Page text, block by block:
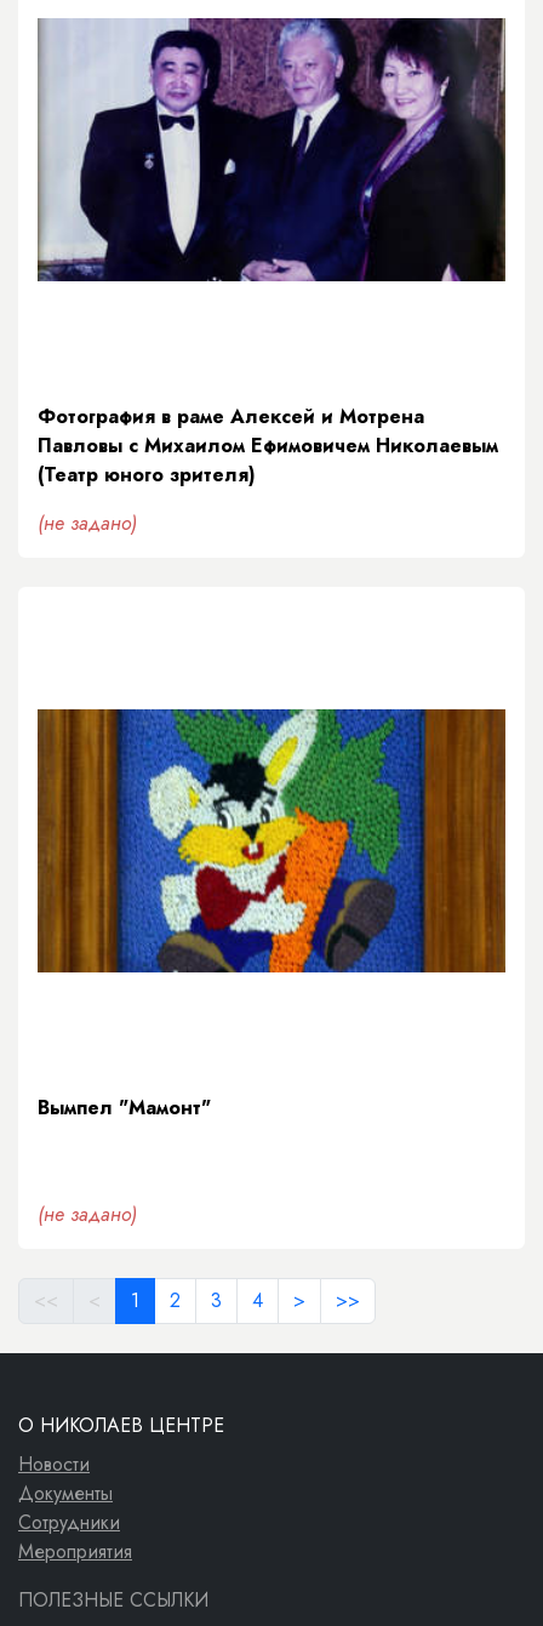
Фотография в раме Алексей и Мотрена
Павловы с Михаилом Ефимовичем Николаевым
(Театр юного зрителя)
(не задано)
Вымпел "Мамонт"
(не задано)
<< < 1 2 3 4 > >>
О НИКОЛАЕВ ЦЕНТРЕ
Новости
Документы
Сотрудники
Мероприятия
ПОЛЕЗНЫЕ ССЫЛКИ